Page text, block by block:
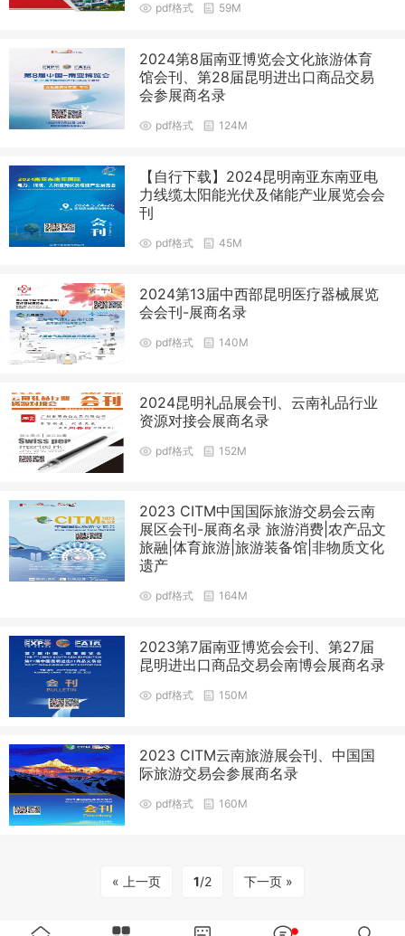
pdf格式 59M
2024第8届南亚博览会文化旅游体育
馆会刊、第28届昆明进出口商品交易
会参展商名录
pdf格式 124M
【自行下载】2024昆明南亚东南亚电
力线缆太阳能光伏及储能产业展览会会
刊
pdf格式 45M
2024第13届中西部昆明医疗器械展览
会会刊-展商名录
pdf格式 140M
2024昆明礼品展会刊、云南礼品行业
资源对接会展商名录
pdf格式 152M
2023 CITM中国国际旅游交易会云南
展区会刊-展商名录 旅游消费|农产品文
旅融|体育旅游|旅游装备馆|非物质文化
遗产
pdf格式 164M
2023第7届南亚博览会会刊、第27届
昆明进出口商品交易会南博会展商名录
pdf格式 150M
2023 CITM云南旅游展会刊、中国国
际旅游交易会参展商名录
pdf格式 160M
« 上一页 1/2 下一页 »